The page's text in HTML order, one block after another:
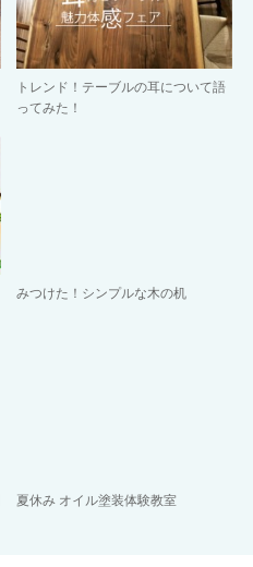
トレンド！テーブルの耳について語
ってみた！
みつけた！シンプルな木の机
夏休み オイル塗装体験教室